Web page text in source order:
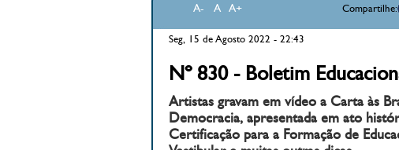
A- A A+ Compartilhe:
Seg, 15 de Agosto 2022 - 22:43
Nº 830 - Boletim
Artistas gravam em vídeo a Carta às
Democracia, apresentada em ato
Certificação para a Formação de